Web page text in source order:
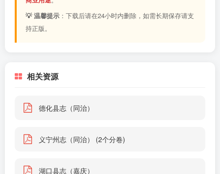
💡 温馨提示 ：下载后请在24小时内删除，如需长期保存请支
持正版。
相关资源
德化县志（同治）
义宁州志（同治） (2个分卷)
湖口县志（嘉庆）